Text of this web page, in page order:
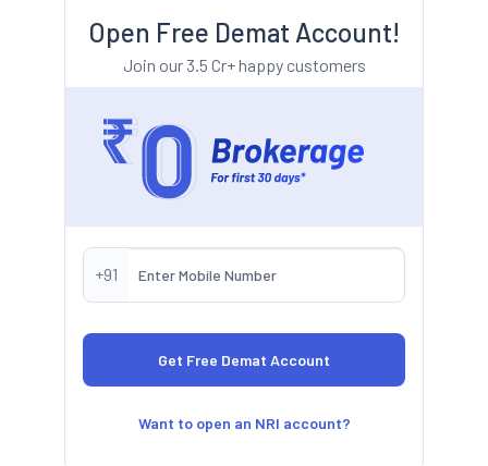
Open Free Demat Account!
Join our 3.5 Cr+ happy customers
+91
Want to open an NRI account?